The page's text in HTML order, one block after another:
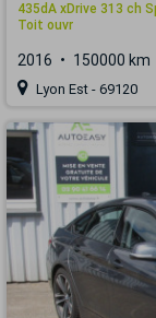
435dA xDrive 313 ch
Toit ouvr
2016 150000 km
Lyon Est - 69120